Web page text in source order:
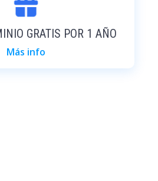
GRATIS POR 1 AÑO
Más info